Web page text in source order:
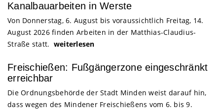
Kanalbauarbeiten in Werste
Von Donnerstag, 6. August bis voraussichtlich Freitag, 14.
August 2026 finden Arbeiten in der Matthias-Claudius-
Straße statt. weiterlesen
Freischießen: Fußgängerzone eingeschränkt
erreichbar
Die Ordnungsbehörde der Stadt Minden weist darauf hin,
dass wegen des Mindener Freischießens vom 6. bis 9.